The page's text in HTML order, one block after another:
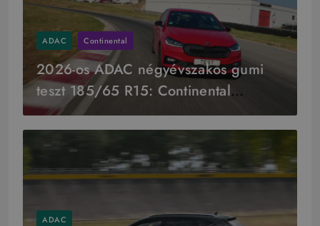
ADAC Continental
2026-os ADAC négyévszakos gumi
teszt 185/65 R15: Continental
győzelem
ADAC